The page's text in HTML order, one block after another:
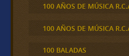
100 AÑOS DE MÚSICA
100 AÑOS DE MÚSICA
100 BALADAS